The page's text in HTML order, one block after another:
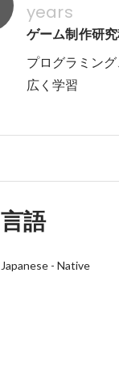
years
ゲーム制作研
プログラミン
広く学習
言語
Japanese- Native